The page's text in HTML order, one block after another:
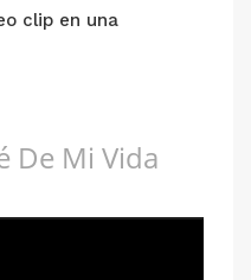
clip en una
De Mi Vida